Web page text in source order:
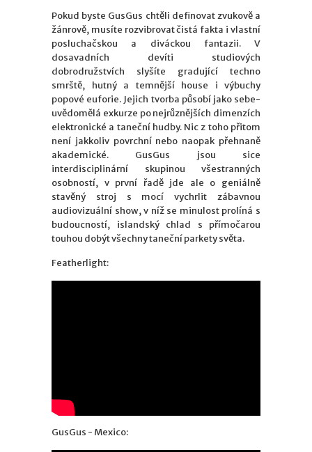
Pokud byste GusGus chtěli definovat zvukově a
žánrově, musíte rozvibrovat čistá fakta i vlastní
posluchačskou a diváckou fantazii. V
dosavadních devíti studiových
dobrodružstvích slyšíte gradující techno
smrště, hutný a temnější house i výbuchy
popové euforie. Jejich tvorba působí jako sebe-
uvědomělá exkurze po nejrůznějších dimenzích
elektronické a taneční hudby. Nic z toho přitom
není jakkoliv povrchní nebo naopak přehnaně
akademické. GusGus jsou sice
interdisciplinární skupinou všestranných
osobností, v první řadě jde ale o geniálně
stavěný stroj s mocí vychrlit zábavnou
audiovizuální show, v níž se minulost prolíná s
budoucností, islandský chlad s přímočarou
touhou dobýt všechny taneční parkety světa.
Featherlight:
GusGus - Mexico: